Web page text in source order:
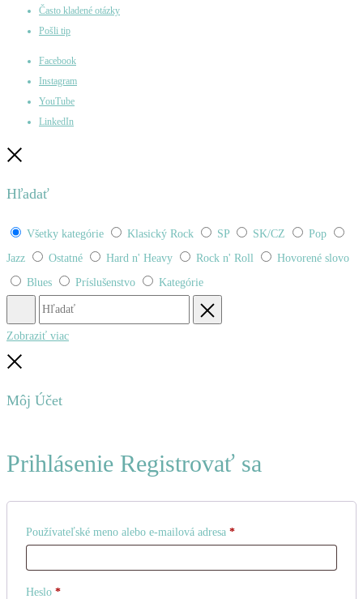
Často kladené otázky
Pošli tip
Facebook
Instagram
YouTube
LinkedIn
Hľadať
Všetky kategórie Klasický Rock SP SK/CZ
Pop
Jazz
Ostatné Hard n' Heavy Rock n' Roll
Hovorené slovo
Blues
Príslušenstvo Kategórie
Hľadať
Zobraziť viac
Môj Účet
Prihlásenie Registrovať sa
Používateľské meno alebo e-mailová adresa *Povinné
Heslo *Povinné